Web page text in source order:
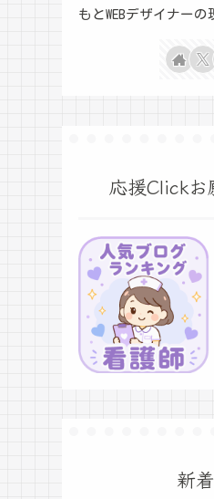
もとWEBデザイナーの
応援Clickお
新